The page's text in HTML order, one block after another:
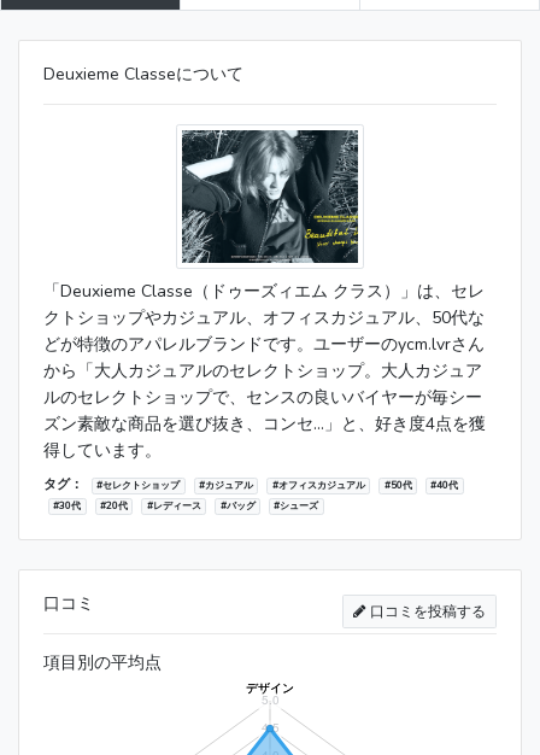
Deuxieme Classeについて
「Deuxieme Classe（ドゥーズィエム クラス）」は、セレ
クトショップやカジュアル、オフィスカジュアル、50代な
どが特徴のアパレルブランドです。ユーザーのycm.lvrさん
から「大人カジュアルのセレクトショップ。大人カジュア
ルのセレクトショップで、センスの良いバイヤーが毎シー
ズン素敵な商品を選び抜き、コンセ...」と、好き度4点を獲
得しています。
タグ： #セレクトショップ #カジュアル #オフィスカジュアル #50代
#40代
#30代
#20代 #レディース #バッグ #シューズ
口コミを投稿する
口コミ
項目別の平均点